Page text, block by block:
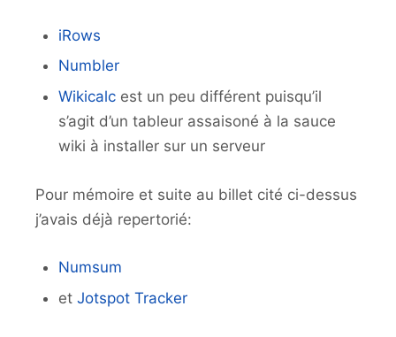
iRows
Numbler
Wikicalcest un peu différent puisqu’il
s’agit d’un tableur assaisoné à la sauce
wiki à installer sur un serveur
Pour mémoire et suite au billet cité ci-dessus
j’avais déjà repertorié:
Numsum
et Jotspot Tracker